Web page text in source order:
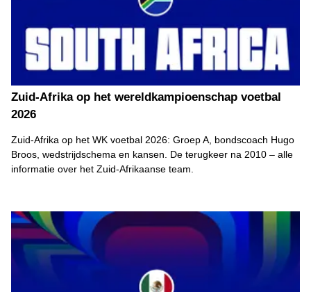
Zuid-Afrika op het wereldkampioenschap voetbal
2026
Zuid-Afrika op het WK voetbal 2026: Groep A, bondscoach Hugo
Broos, wedstrijdschema en kansen. De terugkeer na 2010 – alle
informatie over het Zuid-Afrikaanse team.